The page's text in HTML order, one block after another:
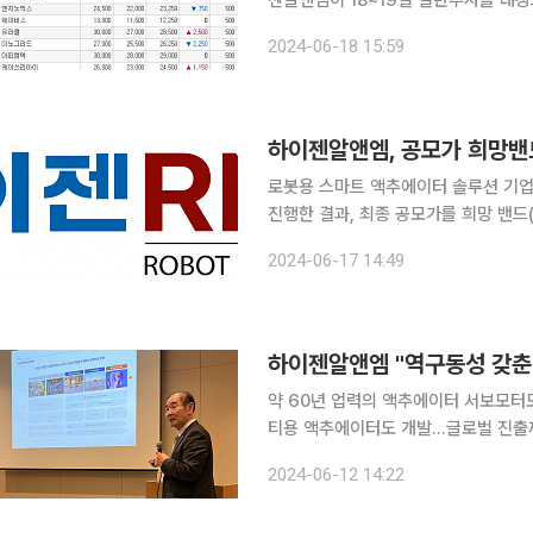
2024-06-18 15:59
하이젠알앤엠, 공모가 희망
로봇용 스마트 액추에이터 솔루션 기
진행한 결과, 최종 공모가를 희망
1099.2대 1의 경쟁률을 기록했다. 확
2024-06-17 14:49
약 60년 업력의 액추에이터 서보모터
티용 액추에이터도 개발…글로벌 진출까
진 중인 하이젠알앤엠 김재학 대표는
2024-06-12 14:22